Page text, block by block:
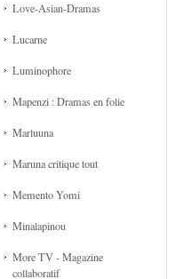
Love-Asian-Dramas
Lucarne
Luminophore
Mapenzi : Dramas en folie
Marluuna
Maruna critique tout
Memento Yomi
Minalapinou
More TV - Magazine
collaboratif